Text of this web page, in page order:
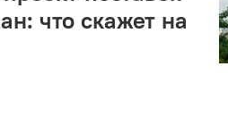
что скажет на